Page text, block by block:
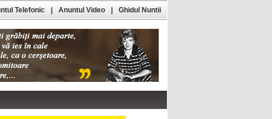
Telefonic Anuntul Video Ghidul Nuntii